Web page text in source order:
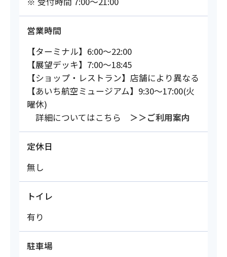
営業時間
【ターミナル】6:00～22:00
【展望デッキ】7:00～18:45
【ショップ・レストラン】店舗により異なる
【あいち航空ミュージアム】9:30～17:00(火
曜休)
詳細についてはこちら ＞＞ご利用案内
定休日
無し
トイレ
有り
駐車場